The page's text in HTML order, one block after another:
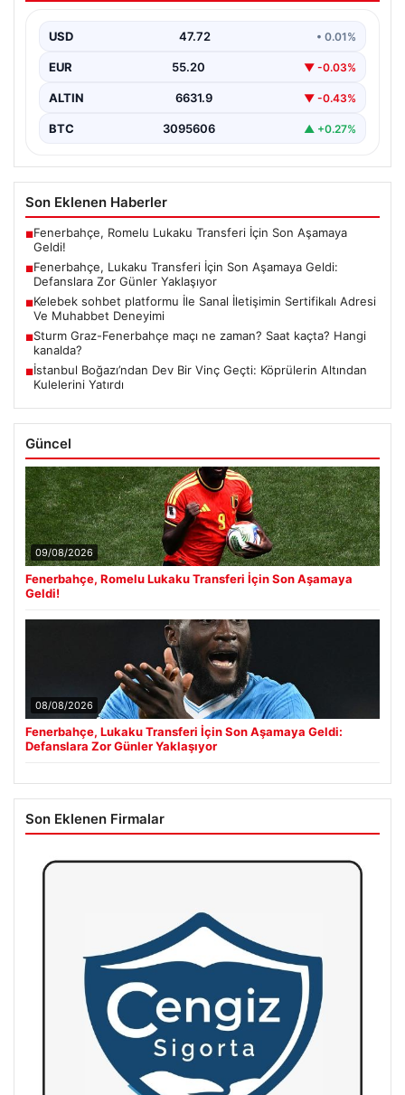
Fenerbahçe, yeni sezon hazırlıkları kapsamında golcü
hazırlanıyor.…
USD 47.72 • 0.01%
EUR 55.20 ▼ -0.03%
ALTIN 6631.9 ▼ -0.43%
BTC 3095606 ▲ +0.27%
Son Eklenen Haberler
■Fenerbahçe, Romelu Lukaku Transferi İçin Son Aşamaya
Geldi!
■Fenerbahçe, Lukaku Transferi İçin Son Aşamaya Geldi:
Defanslara Zor Günler Yaklaşıyor
■Kelebek sohbet platformu İle Sanal İletişimin Sertifikalı Adresi
Ve Muhabbet Deneyimi
■Sturm Graz-Fenerbahçe maçı ne zaman? Saat kaçta? Hangi
kanalda?
■İstanbul Boğazı’ndan Dev Bir Vinç Geçti: Köprülerin Altından
Kulelerini Yatırdı
Güncel
09/08/2026
Fenerbahçe, Romelu Lukaku Transferi İçin Son Aşamaya
Geldi!
08/08/2026
Fenerbahçe, Lukaku Transferi İçin Son Aşamaya Geldi:
Defanslara Zor Günler Yaklaşıyor
Son Eklenen Firmalar